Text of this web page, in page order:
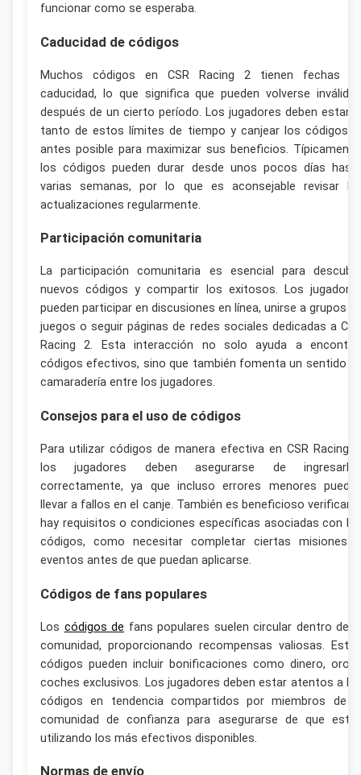
funcionar como se esperaba.
Caducidad de códigos
Muchos códigos en CSR Racing 2 tienen fechas
caducidad, lo que significa que pueden volverse
después de un cierto período. Los jugadores deben estar
tanto de estos límites de tiempo y canjear los códigos
antes posible para maximizar sus beneficios.
los códigos pueden durar desde unos pocos días
varias semanas, por lo que es aconsejable revisar
actualizaciones regularmente.
Participación comunitaria
La participación comunitaria es esencial para
nuevos códigos y compartir los exitosos. Los
pueden participar en discusiones en línea, unirse a grupos
juegos o seguir páginas de redes sociales dedicadas a
Racing 2. Esta interacción no solo ayuda a
códigos efectivos, sino que también fomenta un sentido
camaradería entre los jugadores.
Consejos para el uso de códigos
Para utilizar códigos de manera efectiva en CSR Racing
los jugadores deben asegurarse de
correctamente, ya que incluso errores menores
llevar a fallos en el canje. También es beneficioso verificar
hay requisitos o condiciones específicas asociadas con
códigos, como necesitar completar ciertas misiones
eventos antes de que puedan aplicarse.
Códigos de fans populares
Los códigos de fans populares suelen circular dentro de
comunidad, proporcionando recompensas valiosas.
códigos pueden incluir bonificaciones como dinero, oro
coches exclusivos. Los jugadores deben estar atentos a
códigos en tendencia compartidos por miembros de
comunidad de confianza para asegurarse de que
utilizando los más efectivos disponibles.
Normas de envío